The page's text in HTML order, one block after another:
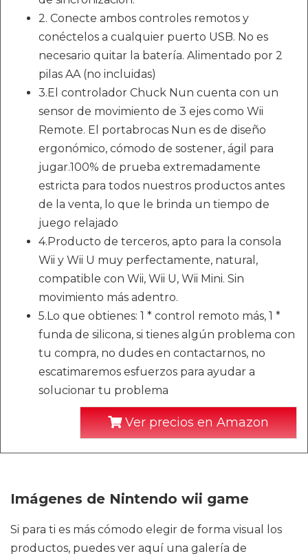
2. Conecte ambos controles remotos y
conéctelos a cualquier puerto USB. No es
necesario quitar la batería. Alimentado por 2
pilas AA (no incluidas)
3.El controlador Chuck Nun cuenta con un
sensor de movimiento de 3 ejes como Wii
Remote. El portabrocas Nun es de diseño
ergonómico, cómodo de sostener, ágil para
jugar.100% de prueba extremadamente
estricta para todos nuestros productos antes
de la venta, lo que le brinda un tiempo de
juego relajado
4.Producto de terceros, apto para la consola
Wii y Wii U muy perfectamente, natural,
compatible con Wii, Wii U, Wii Mini. Sin
movimiento más adentro.
5.Lo que obtienes: 1 * control remoto más, 1 *
funda de silicona, si tienes algún problema con
tu compra, no dudes en contactarnos, no
escatimaremos esfuerzos para ayudar a
solucionar tu problema
Ver precios en Amazon
Imágenes de Nintendo wii game
Si para ti es más cómodo elegir de forma visual los
productos, puedes ver aquí una galería de